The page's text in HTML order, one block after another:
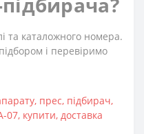
та каталожного номера.
і перевіримо
, прес, підбирач,
07, купити, доставка